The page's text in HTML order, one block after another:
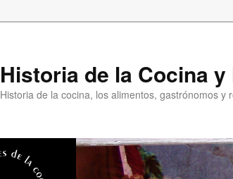
Historia de la Cocina
Historia de la cocina, los alimentos, gastrónomos y